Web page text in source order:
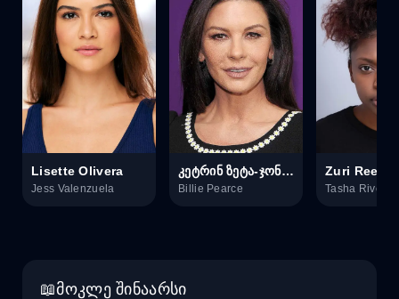
Lisette Olivera
Jess Valenzuela
კეტრინ ზეტა-ჯონსი
Billie Pearce
Zuri Reed
Tasha Rivers
მოკლე შინაარსი